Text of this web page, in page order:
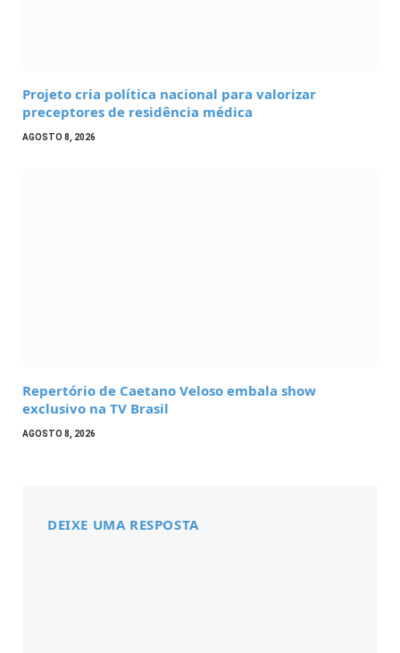
Projeto cria política nacional para valorizar
preceptores de residência médica
AGOSTO 8, 2026
Repertório de Caetano Veloso embala show
exclusivo na TV Brasil
AGOSTO 8, 2026
DEIXE UMA RESPOSTA